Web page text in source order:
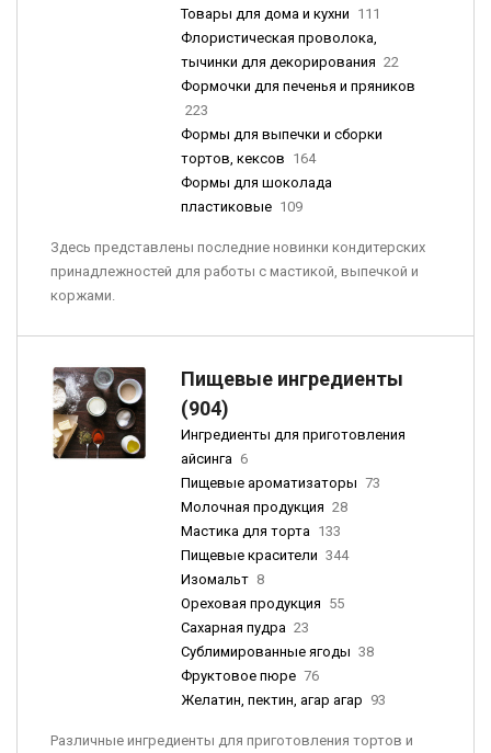
Товары для дома и кухни 111
Флористическая проволока,
тычинки для декорирования 22
Формочки для печенья и пряников
223
Формы для выпечки и сборки
тортов, кексов 164
Формы для шоколада
пластиковые 109
Здесь представлены последние новинки кондитерских
принадлежностей для работы с мастикой, выпечкой и
коржами.
Пищевые ингредиенты
(904)
Ингредиенты для приготовления
айсинга 6
Пищевые ароматизаторы 73
Молочная продукция 28
Мастика для торта 133
Пищевые красители 344
Изомальт 8
Ореховая продукция 55
Сахарная пудра 23
Сублимированные ягоды 38
Фруктовое пюре 76
Желатин, пектин, агар агар 93
Различные ингредиенты для приготовления тортов и